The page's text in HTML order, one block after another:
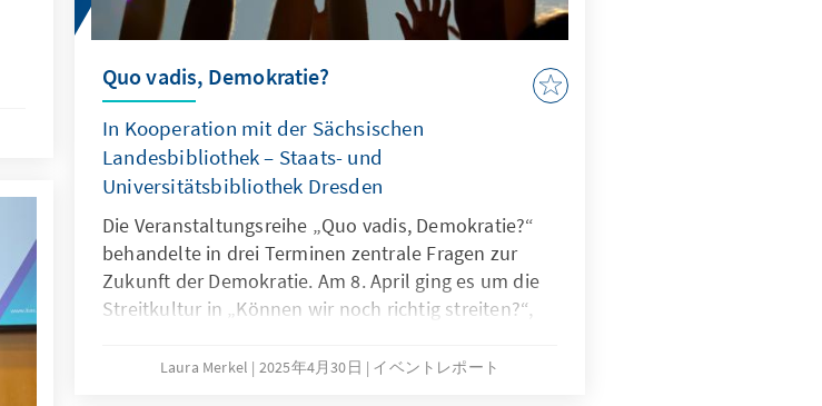
Quo vadis, Demokratie?
In Kooperation mit der Sächsischen
Landesbibliothek – Staats- und
Universitätsbibliothek Dresden
Die Veranstaltungsreihe „Quo vadis, Demokratie?“
behandelte in drei Terminen zentrale Fragen zur
Zukunft der Demokratie. Am 8. April ging es um die
Streitkultur in „Können wir noch richtig streiten?“,
Digitalisierung in „Gesellschaftliche Umbrüche. Ethik
Laura Merkel 2025年4月30日 イベントレポート